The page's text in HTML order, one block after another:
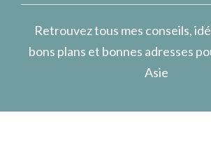
Retrouvez tous mes conseils,
bons plans et bonnes adresses
Asie